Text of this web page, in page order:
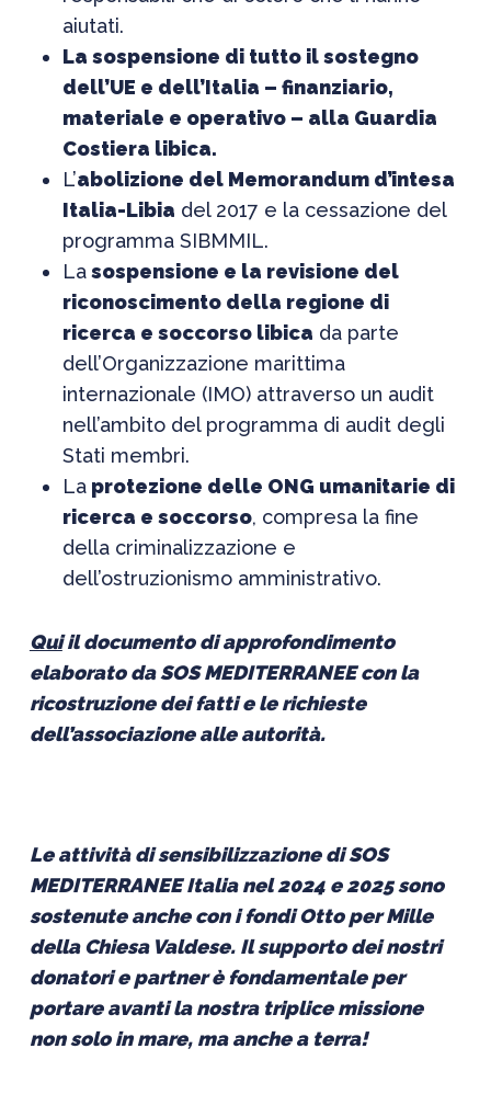
aiutati.
La sospensione di tutto il sostegno
dell’UE e dell’Italia – finanziario,
materiale e operativo – alla Guardia
Costiera libica.
L’abolizione del Memorandum d’intesa
Italia-Libia del 2017 e la cessazione del
programma SIBMMIL.
Lasospensione e la revisione del
riconoscimento della regione di
ricerca e soccorso libica da parte
dell’Organizzazione marittima
internazionale (IMO) attraverso un audit
nell’ambito del programma di audit degli
Stati membri.
Laprotezione delle ONG umanitarie di
ricerca e soccorso, compresa la fine
della criminalizzazione e
dell’ostruzionismo amministrativo.
Quiil documento di approfondimento
elaborato da SOS MEDITERRANEE con la
ricostruzione dei fatti e le richieste
dell’associazione alle autorità.
Le attività di sensibilizzazione di SOS
MEDITERRANEE Italia nel 2024 e 2025 sono
sostenute anche con i fondi Otto per Mille
della Chiesa Valdese. Il supporto dei nostri
donatori e partner è fondamentale per
portare avanti la nostra triplice missione
non solo in mare, ma anche a terra!